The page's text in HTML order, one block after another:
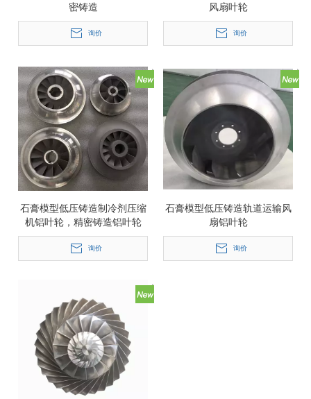
密铸造
询价
风扇叶轮
询价
石膏模型低压铸造制冷剂压缩
机铝叶轮，精密铸造铝叶轮
询价
石膏模型低压铸造轨道运输风
扇铝叶轮
询价